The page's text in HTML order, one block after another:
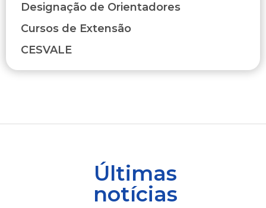
Designação de Orientadores
Cursos de Extensão
CESVALE
Últimas
notícias